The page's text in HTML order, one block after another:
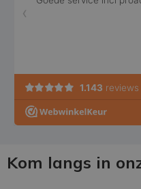
Kom langs in